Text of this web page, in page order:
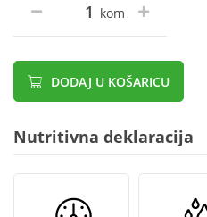
kom
DODAJ U KOŠARICU
Nutritivna deklaracija